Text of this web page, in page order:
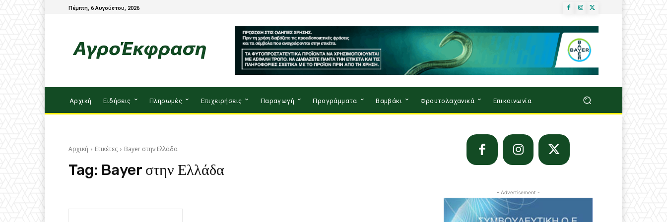
Πέμπτη, 6 Αυγούστου, 2026
Αρχική Ειδήσεις Πληρωμές Επιχειρήσεις Παραγωγή Προγράμματα Βαμβάκι Φρουτολαχανικά Επικοινωνία
Αρχική Ετικέτες Bayer στην Ελλάδα
Tag: Bayer στην Ελλάδα
- Advertisement -